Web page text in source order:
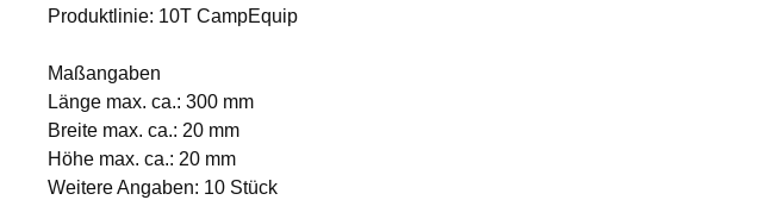
Produktlinie: 10T CampEquip
Maßangaben
Länge max. ca.: 300 mm
Breite max. ca.: 20 mm
Höhe max. ca.: 20 mm
Weitere Angaben: 10 Stück